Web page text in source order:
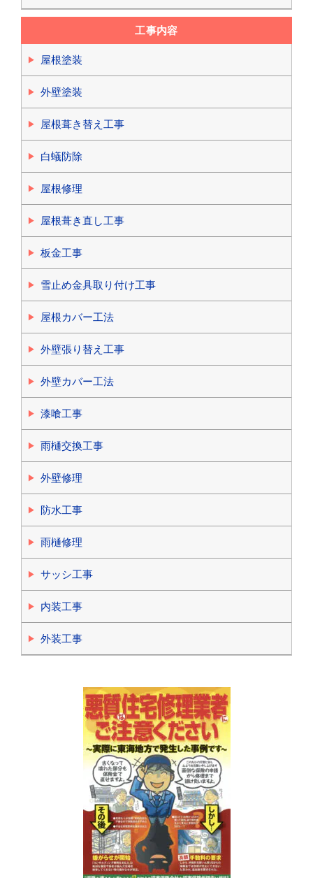
工事内容
屋根塗装
外壁塗装
屋根葺き替え工事
白蟻防除
屋根修理
屋根葺き直し工事
板金工事
雪止め金具取り付け工事
屋根カバー工法
外壁張り替え工事
外壁カバー工法
漆喰工事
雨樋交換工事
外壁修理
防水工事
雨樋修理
サッシ工事
内装工事
外装工事